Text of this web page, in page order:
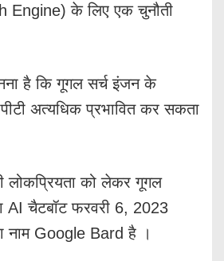
Engine) के लिए एक चुनौती
​​है कि गूगल सर्च इंजन के
अत्यधिक प्रभावित कर सकता
लोकप्रियता को लेकर गूगल
AI चैटबॉट फरवरी 6, 2023
नाम Google Bard है ।